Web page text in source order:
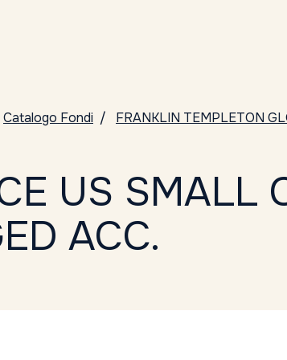
Catalogo Fondi FRANKLIN TEMPLETON
US SMALL
ACC.